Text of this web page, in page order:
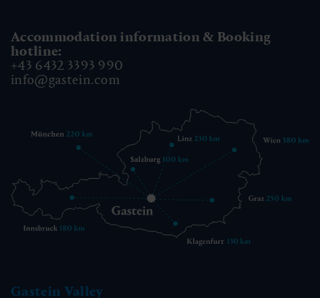
Accommodation information & Booking
hotline:
+43 6432 3393 990
info@gastein.com
Gastein Valley